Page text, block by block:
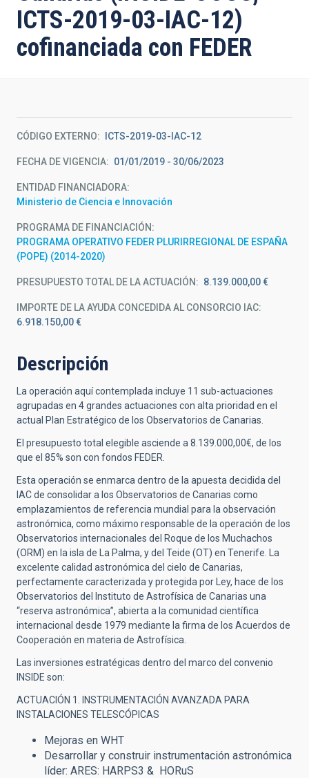
ICTS-2019-03-IAC-12)
cofinanciada con FEDER
CÓDIGO EXTERNO ICTS-2019-03-IAC-12
FECHA DE VIGENCIA 01/01/2019 - 30/06/2023
ENTIDAD FINANCIADORA
Ministerio de Ciencia e Innovación
PROGRAMA DE FINANCIACIÓN
PROGRAMA OPERATIVO FEDER PLURIRREGIONAL DE ESPAÑA
(POPE) (2014-2020)
PRESUPUESTO TOTAL DE LA ACTUACIÓN 8.139.000,00 €
IMPORTE DE LA AYUDA CONCEDIDA AL CONSORCIO IAC
6.918.150,00 €
Descripción
La operación aquí contemplada incluye 11 sub-actuaciones
agrupadas en 4 grandes actuaciones con alta prioridad en el
actual Plan Estratégico de los Observatorios de Canarias.
El presupuesto total elegible asciende a 8.139.000,00€, de los
que el 85% son con fondos FEDER.
Esta operación se enmarca dentro de la apuesta decidida del
IAC de consolidar a los Observatorios de Canarias como
emplazamientos de referencia mundial para la observación
astronómica, como máximo responsable de la operación de los
Observatorios internacionales del Roque de los Muchachos
(ORM) en la isla de La Palma, y del Teide (OT) en Tenerife. La
excelente calidad astronómica del cielo de Canarias,
perfectamente caracterizada y protegida por Ley, hace de los
Observatorios del Instituto de Astrofísica de Canarias una
“reserva astronómica”, abierta a la comunidad científica
internacional desde 1979 mediante la firma de los Acuerdos de
Cooperación en materia de Astrofísica.
Las inversiones estratégicas dentro del marco del convenio
INSIDE son:
ACTUACIÓN 1.
INSTRUMENTACIÓN AVANZADA PARA
INSTALACIONES TELESCÓPICAS
Mejoras en WHT
Desarrollar y construir instrumentación astronómica
líder: ARES: HARPS3 & HORuS